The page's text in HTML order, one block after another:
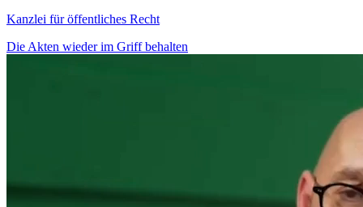
Kanzlei für öffentliches Recht
Die Akten wieder im Griff behalten